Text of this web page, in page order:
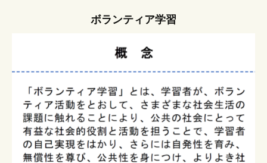
ボランティア学習